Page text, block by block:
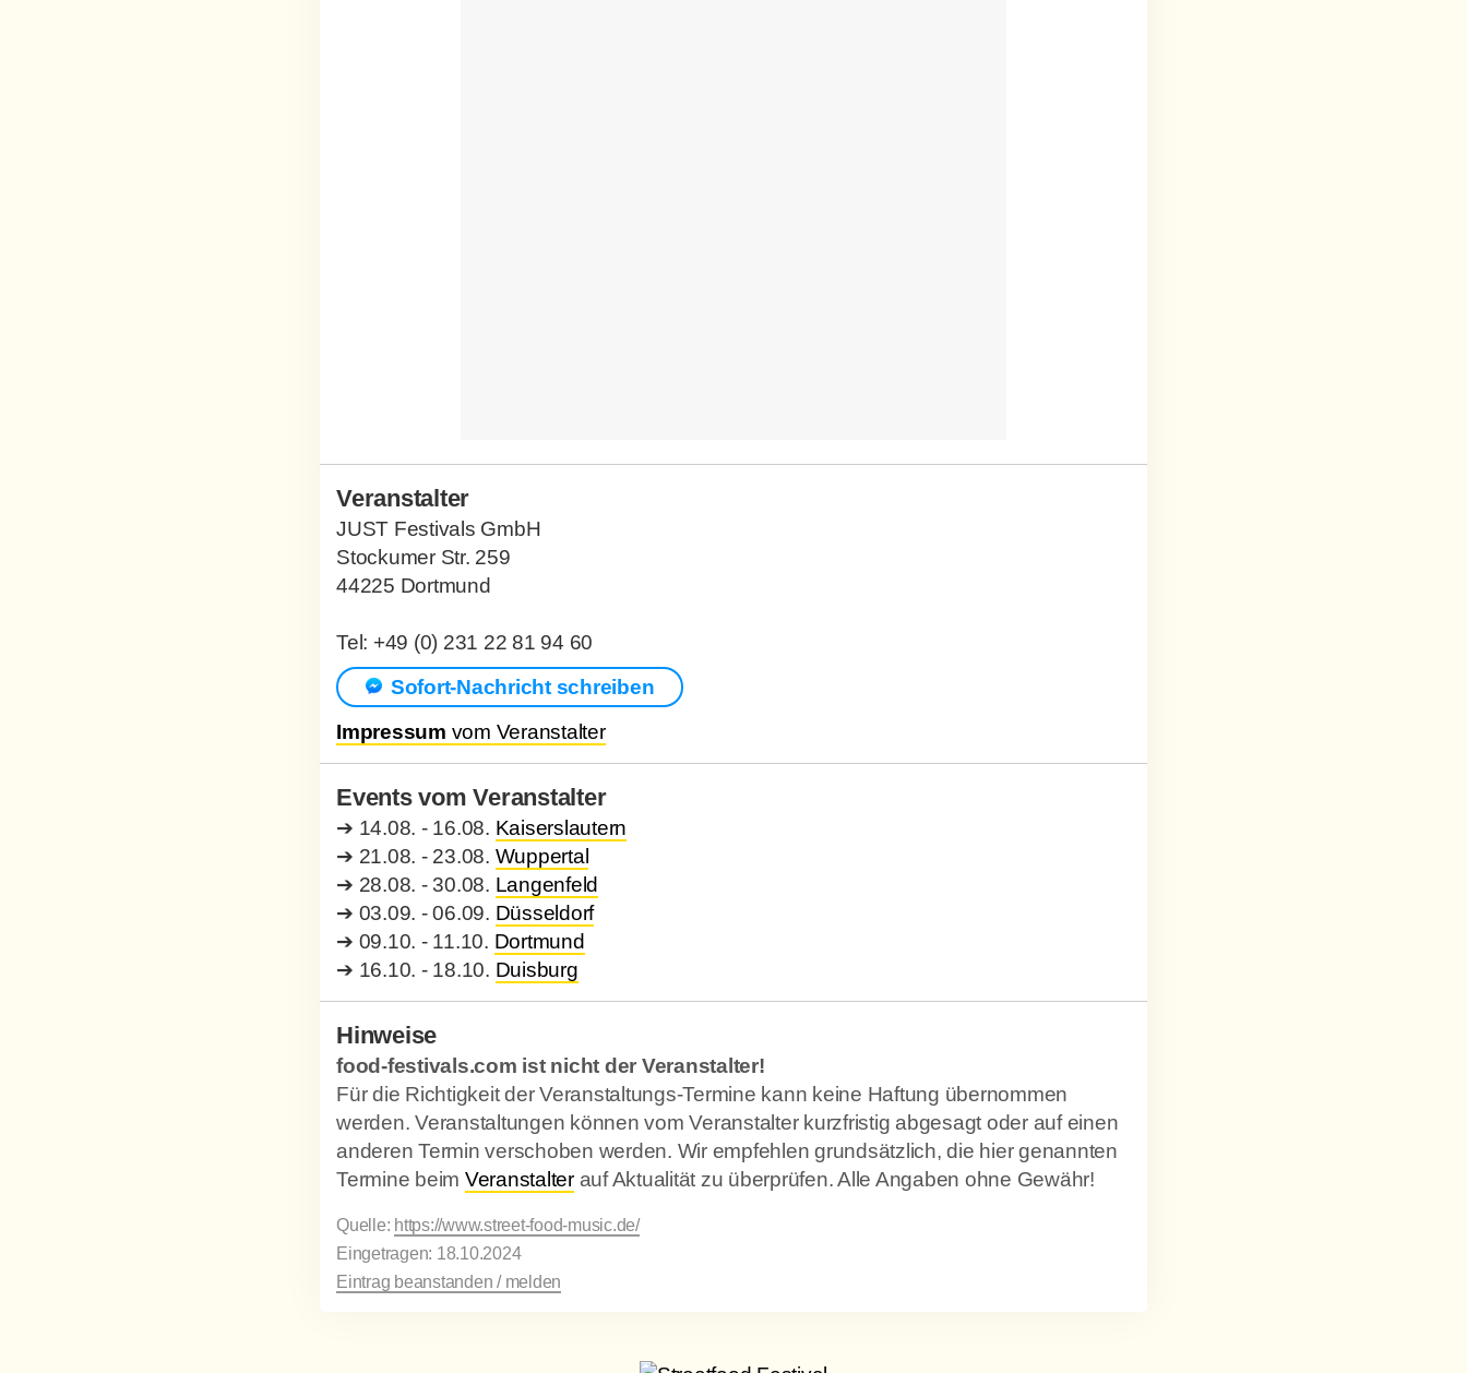
Veranstalter
JUST Festivals GmbH
Stockumer Str. 259
44225 Dortmund
Tel: +49 (0) 231 22 81 94 60
Sofort-Nachricht schreiben
Impressum vom Veranstalter
Events vom Veranstalter
➔ 14.08. - 16.08. Kaiserslautern
➔ 21.08. - 23.08. Wuppertal
➔ 28.08. - 30.08. Langenfeld
➔ 03.09. - 06.09. Düsseldorf
➔ 09.10. - 11.10. Dortmund
➔ 16.10. - 18.10. Duisburg
Hinweise
food-festivals.com ist nicht der Veranstalter!
Für die Richtigkeit der Veranstaltungs-Termine kann keine Haftung übernommen
werden. Veranstaltungen können vom Veranstalter kurzfristig abgesagt oder auf einen
anderen Termin verschoben werden. Wir empfehlen grundsätzlich, die hier genannten
Termine beim Veranstalterauf Aktualität zu überprüfen. Alle Angaben ohne Gewähr!
Quelle: https://www.street-food-music.de/
Eingetragen: 18.10.2024
Eintrag beanstanden / melden